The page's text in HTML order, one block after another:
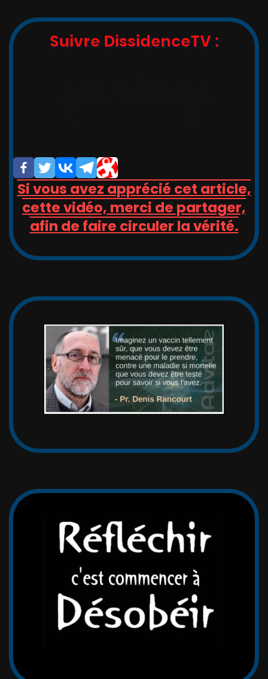
Suivre DissidenceTV :
Si vous avez apprécié cet article,
cette vidéo, merci de partager,
afin de faire circuler la vérité.